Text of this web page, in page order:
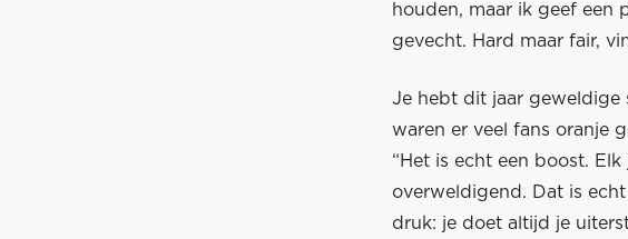
houden, maar ik geef een
gevecht. Hard maar fair,
Je hebt dit jaar geweldige
waren er veel fans oranje
“Het is echt een boost.
overweldigend. Dat is
druk: je doet altijd je